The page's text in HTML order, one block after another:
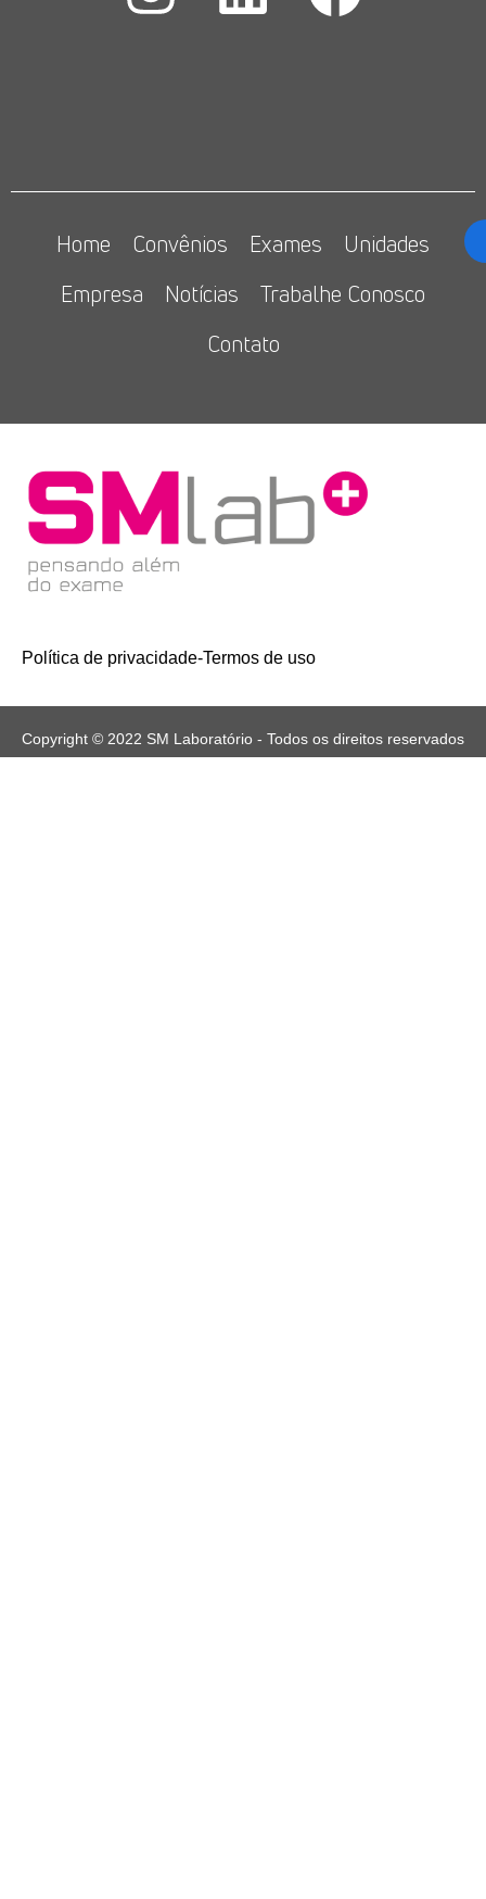
Home Convênios Exames
Unidades
Empresa
Notícias
Trabalhe Conosco
Contato
Política de privacidade-Termos de uso
Copyright © 2022 SM Laboratório - Todos os direitos reservados